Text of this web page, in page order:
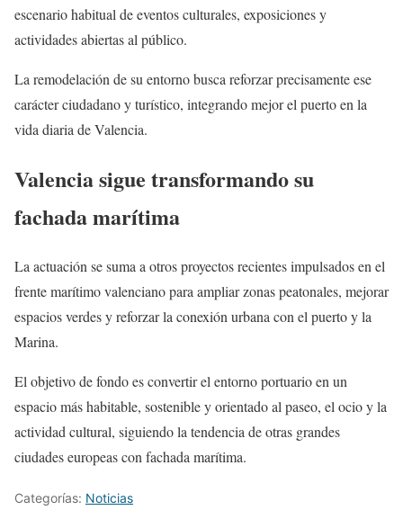
escenario habitual de eventos culturales, exposiciones y
actividades abiertas al público.
La remodelación de su entorno busca reforzar precisamente ese
carácter ciudadano y turístico, integrando mejor el puerto en la
vida diaria de Valencia.
Valencia sigue transformando su
fachada marítima
La actuación se suma a otros proyectos recientes impulsados en el
frente marítimo valenciano para ampliar zonas peatonales, mejorar
espacios verdes y reforzar la conexión urbana con el puerto y la
Marina.
El objetivo de fondo es convertir el entorno portuario en un
espacio más habitable, sostenible y orientado al paseo, el ocio y la
actividad cultural, siguiendo la tendencia de otras grandes
ciudades europeas con fachada marítima.
Categorías: Noticias